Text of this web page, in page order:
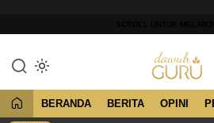
konten
Dawuh Guru
Merawat Tradisi,
BERANDA BERITA OPINI